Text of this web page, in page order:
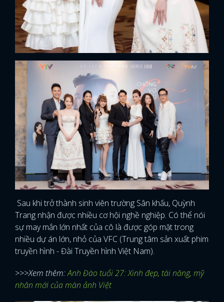
Sau khi trở thành sinh viên trường Sân khấu, Quỳnh
Trang nhận được nhiều cơ hội nghề nghiệp. Có thể nói
sự may mắn lớn nhất của cô là được góp mặt trong
nhiều dự án lớn, nhỏ của VFC (Trung tâm sản xuất phim
truyền hình - Đài Truyền hình Việt Nam).
>>>Xem thêm:Anh Đào tuổi 27: Xinh đẹp, tài năng, mỹ
nhân mới của màn ảnh Việt